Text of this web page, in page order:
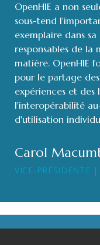
OpenHIE a non
sous-tend
exemplaire dans
responsables de la
matière. OpenHIE
pour le partage
expériences et des
l'interopérabilité
d'utilisation
Carol
VICE-PRÉSIDENTE